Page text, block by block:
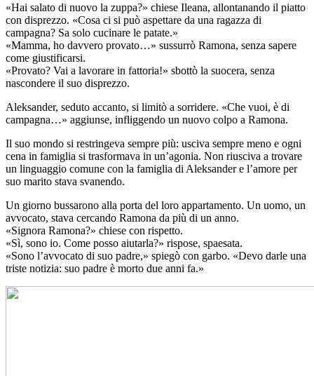
«Hai salato di nuovo la zuppa?» chiese Ileana, allontanando il piatto
con disprezzo. «Cosa ci si può aspettare da una ragazza di
campagna? Sa solo cucinare le patate.»
«Mamma, ho davvero provato…» sussurrò Ramona, senza sapere
come giustificarsi.
«Provato? Vai a lavorare in fattoria!» sbottò la suocera, senza
nascondere il suo disprezzo.
Aleksander, seduto accanto, si limitò a sorridere. «Che vuoi, è di
campagna…» aggiunse, infliggendo un nuovo colpo a Ramona.
Il suo mondo si restringeva sempre più: usciva sempre meno e ogni
cena in famiglia si trasformava in un’agonia. Non riusciva a trovare
un linguaggio comune con la famiglia di Aleksander e l’amore per
suo marito stava svanendo.
Un giorno bussarono alla porta del loro appartamento. Un uomo, un
avvocato, stava cercando Ramona da più di un anno.
«Signora Ramona?» chiese con rispetto.
«Sì, sono io. Come posso aiutarla?» rispose, spaesata.
«Sono l’avvocato di suo padre,» spiegò con garbo. «Devo darle una
triste notizia: suo padre è morto due anni fa.»